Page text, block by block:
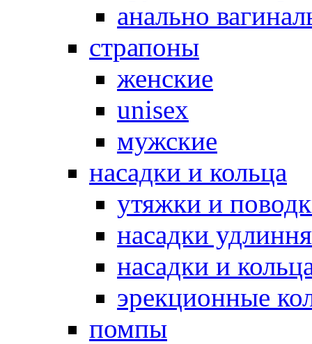
анально
страпоны
женские
unisex
мужские
насадки и кольца
утяжки и
насадки
насадки и
эрекционные
помпы